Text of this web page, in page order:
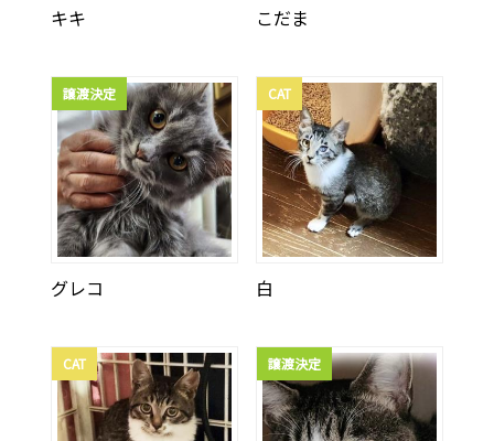
キキ こだま
譲渡決定
グレコ
CAT
白
CAT 譲渡決定